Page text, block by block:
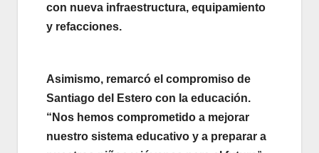
con nueva infraestructura, equipamiento
y refacciones.
Asimismo, remarcó el compromiso de
Santiago del Estero con la educación.
“Nos hemos comprometido a mejorar
nuestro sistema educativo y a preparar a